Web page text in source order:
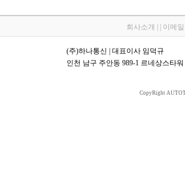
회사소개 | | 이메
(주)하나통신 | 대표이사 임덕규
인천 남구 주안동 989-1 르네상스타
CopyRight